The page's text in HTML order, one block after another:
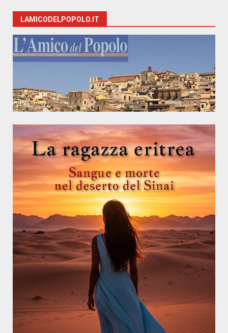
LAMICODELPOPOLO.IT